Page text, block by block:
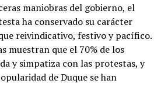
maniobras del gobierno, el
ha conservado su carácter
reivindicativo, festivo y pacífico.
muestran que el 70% de los
y simpatiza con las protestas, y
de Duque se han